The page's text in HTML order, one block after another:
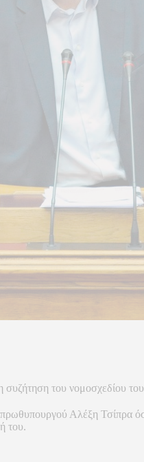
του νομοσχεδίου
πρωθυπουργού Αλέξη
του.